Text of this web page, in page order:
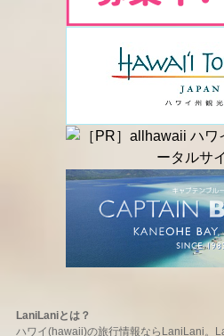
LaniLaniとは？
ハワイ(hawaii)の旅行情報ならLaniLani。